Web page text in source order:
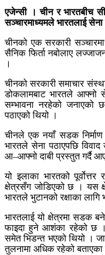
एजेन्सी । चीन र भारतबीच
सञ्चारमाध्यमले भारतलाई सेना
चीनको एक सरकारी
सैनिक फिर्ता नबोलाए
।
चीनको सरकारी समाचार संस्था
डोकलामबाट भारतले आफ्नो
सम्भावना नरहेको जनाएको
पठाएको थियो ।
चीनले एक नयाँ सडक निर्माण
भारतले सेना पठाएपछि
आ–आफ्नो दाबी प्रस्तुत गर्दै
यो इलाका भारतको
क्षेत्रसँग जोडिएको छ । यस
भारतले भुटानको रक्षाका लागि
भारतलाई यो क्षेत्रमा सडक
फाइदा हुने आशंका रहेको छ
समेत भिडन्त भएको थियो ।
तुलनामा अधिक रहेको